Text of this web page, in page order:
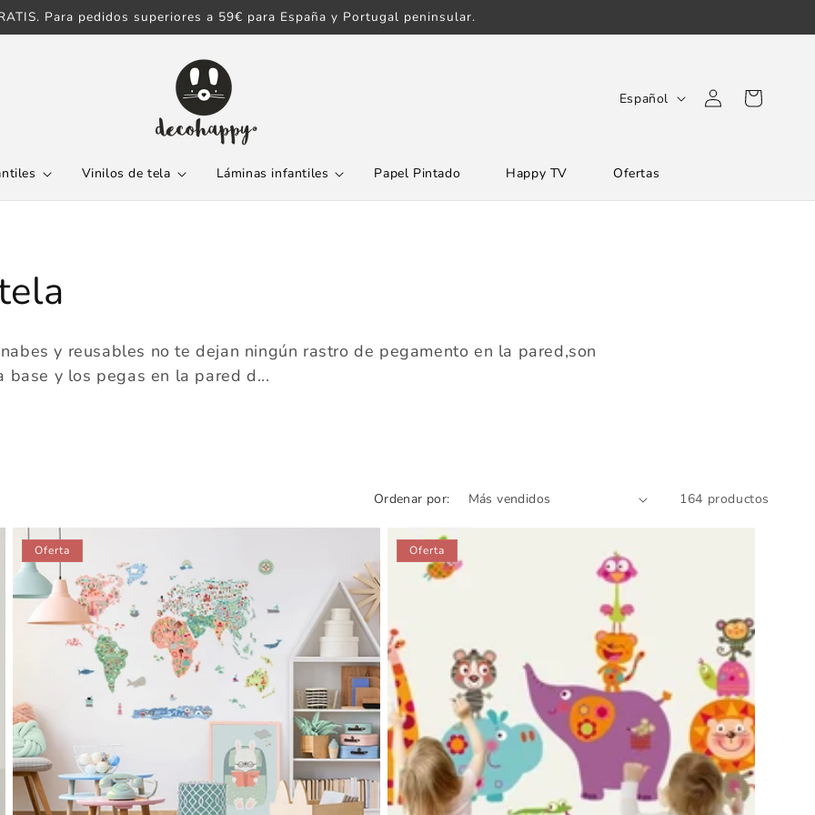
Para pedidos superiores a 59€ para España y Portugal peninsular.
Vinilos de tela Láminas infantiles Papel Pintado Happy TV Ofertas
o
m
Español
Iniciar
sesión
Carrito
y reusables no te dejan ningún rastro de pegamento en la pared,son
y los pegas en la pared d...
Ordenar por: 164 productos
Oferta Oferta